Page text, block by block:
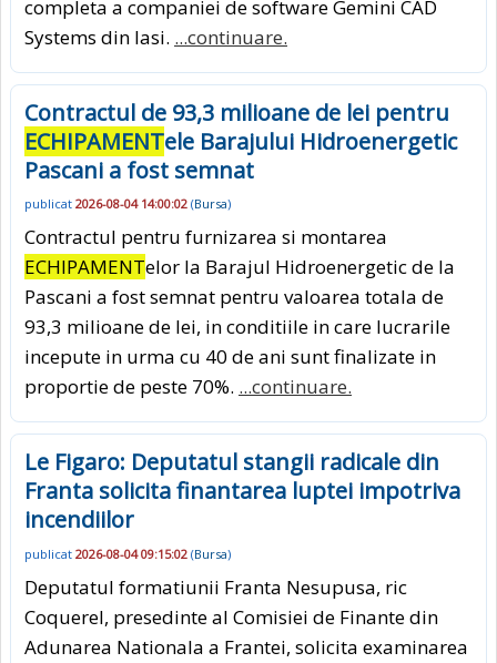
completa a companiei de software Gemini CAD
Systems din Iasi. ...continuare.
Contractul de 93,3 milioane de lei pentru
ECHIPAMENTele Barajului Hidroenergetic
Pascani a fost semnat
publicat 2026-08-04 14:00:02 (Bursa)
Contractul pentru furnizarea si montarea
ECHIPAMENTelor la Barajul Hidroenergetic de la
Pascani a fost semnat pentru valoarea totala de
93,3 milioane de lei, in conditiile in care lucrarile
incepute in urma cu 40 de ani sunt finalizate in
proportie de peste 70%. ...continuare.
Le Figaro: Deputatul stangii radicale din
Franta solicita finantarea luptei impotriva
incendiilor
publicat 2026-08-04 09:15:02 (Bursa)
Deputatul formatiunii Franta Nesupusa, ric
Coquerel, presedinte al Comisiei de Finante din
Adunarea Nationala a Frantei, solicita examinarea